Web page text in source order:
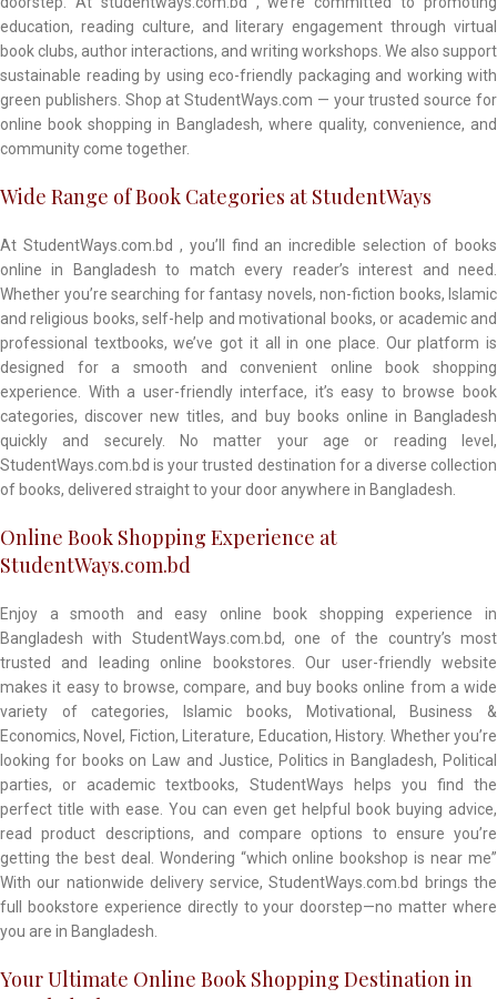
education, reading culture, and literary engagement through virtual
book clubs, author interactions, and writing workshops. We also support
sustainable reading by using eco-friendly packaging and working with
green publishers. Shop at StudentWays.com — your trusted source for
online book shopping in Bangladesh, where quality, convenience, and
community come together.
Wide Range of Book Categories at StudentWays
At StudentWays.com.bd , you’ll find an incredible selection of books
online in Bangladesh to match every reader’s interest and need.
Whether you’re searching for fantasy novels, non-fiction books, Islamic
and religious books, self-help and motivational books, or academic and
professional textbooks, we’ve got it all in one place. Our platform is
designed for a smooth and convenient online book shopping
experience. With a user-friendly interface, it’s easy to browse book
categories, discover new titles, and buy books online in Bangladesh
quickly and securely. No matter your age or reading level,
StudentWays.com.bd is your trusted destination for a diverse collection
of books, delivered straight to your door anywhere in Bangladesh.
Online Book Shopping Experience at
StudentWays.com.bd
Enjoy a smooth and easy online book shopping experience in
Bangladesh with StudentWays.com.bd, one of the country’s most
trusted and leading online bookstores. Our user-friendly website
makes it easy to browse, compare, and buy books online from a wide
variety of categories, Islamic books, Motivational, Business &
Economics, Novel, Fiction, Literature, Education, History. Whether you’re
looking for books on Law and Justice, Politics in Bangladesh, Political
parties, or academic textbooks, StudentWays helps you find the
perfect title with ease. You can even get helpful book buying advice,
read product descriptions, and compare options to ensure you’re
getting the best deal. Wondering “which online bookshop is near me”
With our nationwide delivery service, StudentWays.com.bd brings the
full bookstore experience directly to your doorstep—no matter where
you are in Bangladesh.
Your Ultimate Online Book Shopping Destination in